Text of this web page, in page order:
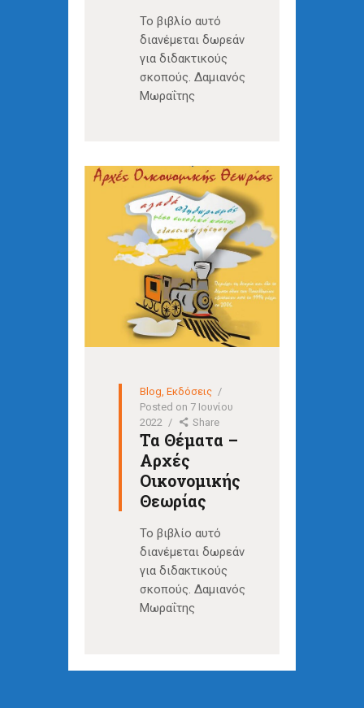
Το βιβλίο αυτό
διανέμεται δωρεάν
για διδακτικούς
σκοπούς. Δαμιανός
Μωραΐτης
Blog ,Εκδόσεις
Posted on 7 Ιουνίου
2022
Share
Τα Θέματα –
Αρχές
Οικονομικής
Θεωρίας
Το βιβλίο αυτό
διανέμεται δωρεάν
για διδακτικούς
σκοπούς. Δαμιανός
Μωραΐτης